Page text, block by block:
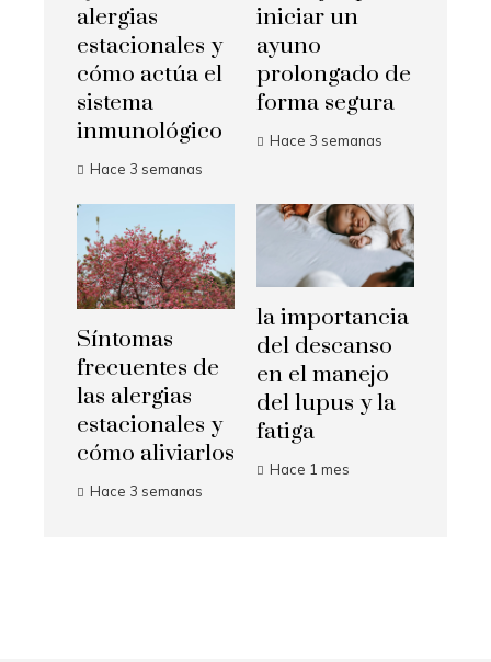
alergias
estacionales y
cómo actúa el
sistema
inmunológico
Hace 3 semanas
iniciar un
ayuno
prolongado de
forma segura
Hace 3 semanas
Síntomas
frecuentes de
las alergias
estacionales y
cómo aliviarlos
Hace 3 semanas
la importancia
del descanso
en el manejo
del lupus y la
fatiga
Hace 1 mes